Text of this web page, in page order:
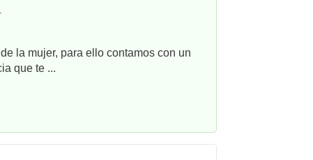
la mujer, para ello contamos con un
que te ...